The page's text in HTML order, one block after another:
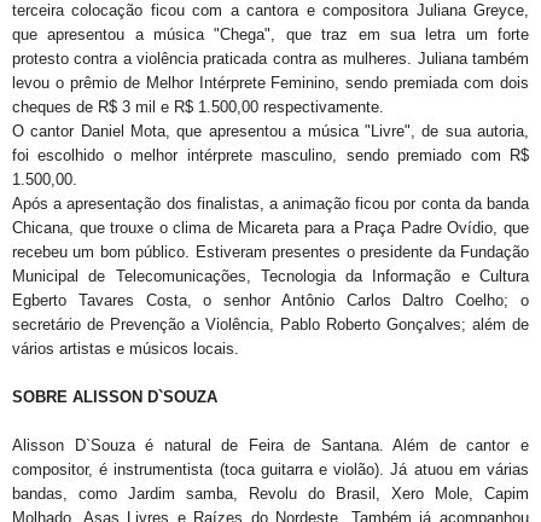
terceira colocação ficou com a cantora e compositora Juliana Greyce,
que apresentou a música "Chega", que traz em sua letra um forte
protesto contra a violência praticada contra as mulheres. Juliana também
levou o prêmio de Melhor Intérprete Feminino, sendo premiada com dois
cheques de R$ 3 mil e R$ 1.500,00 respectivamente.
O cantor Daniel Mota, que apresentou a música "Livre", de sua autoria,
foi escolhido o melhor intérprete masculino, sendo premiado com R$
1.500,00.
Após a apresentação dos finalistas, a animação ficou por conta da banda
Chicana, que trouxe o clima de Micareta para a Praça Padre Ovídio, que
recebeu um bom público. Estiveram presentes o presidente da Fundação
Municipal de Telecomunicações, Tecnologia da Informação e Cultura
Egberto Tavares Costa, o senhor Antônio Carlos Daltro Coelho; o
secretário de Prevenção a Violência, Pablo Roberto Gonçalves; além de
vários artistas e músicos locais.
SOBRE ALISSON D`SOUZA
Alisson D`Souza é natural de Feira de Santana. Além de cantor e
compositor, é instrumentista (toca guitarra e violão). Já atuou em várias
bandas, como Jardim samba, Revolu do Brasil, Xero Mole, Capim
Molhado, Asas Livres e Raízes do Nordeste. Também já acompanhou